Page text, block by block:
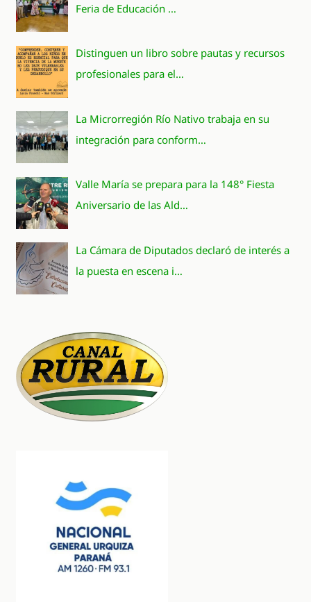
Feria de Educación …
Distinguen un libro sobre pautas y recursos
profesionales para el…
La Microrregión Río Nativo trabaja en su
integración para conform…
Valle María se prepara para la 148° Fiesta
Aniversario de las Ald…
La Cámara de Diputados declaró de interés a
la puesta en escena i…